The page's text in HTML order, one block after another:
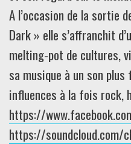
A l’occasion de la sortie
Dark » elle s’affranchit
melting-pot de cultures,
sa musique à un son
influences à la fois rock,
https://
https://soundcloud.com/